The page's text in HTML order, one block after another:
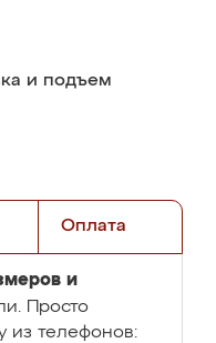
и подъем
Оплата
и
Просто
из телефонов: